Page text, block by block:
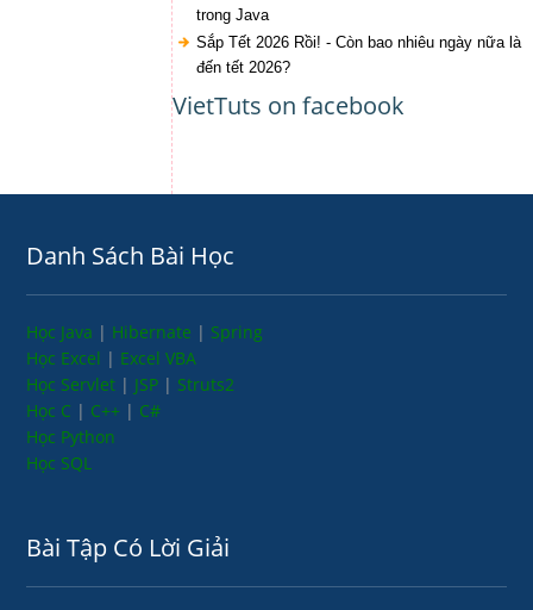
trong Java
Sắp Tết 2026 Rồi! - Còn bao nhiêu ngày nữa là
đến tết 2026?
VietTuts on facebook
Danh Sách Bài Học
Học Java | Hibernate | Spring
Học Excel | Excel VBA
Học Servlet | JSP | Struts2
Học C | C++ | C#
Học Python
Học SQL
Bài Tập Có Lời Giải